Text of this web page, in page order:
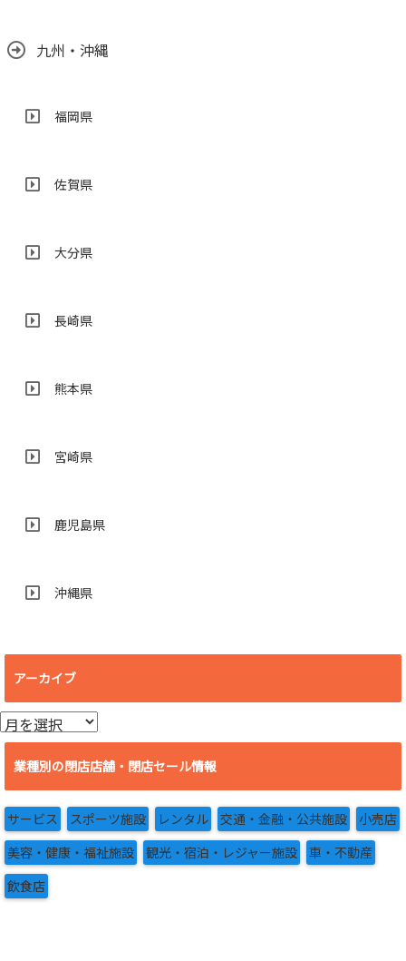
九州・沖縄
福岡県
佐賀県
大分県
長崎県
熊本県
宮崎県
鹿児島県
沖縄県
アーカイブ
ア
ー
イ
ブ
業種別の閉店店舗・閉店セール情報
サービス スポーツ施設 レンタル 交通・金融・公共施設 小売店
美容・健康・福祉施設 観光・宿泊・レジャー施設 車・不動産
飲食店